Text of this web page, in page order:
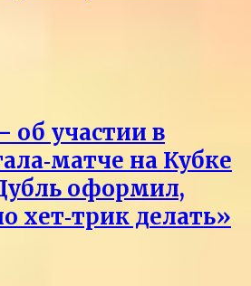
участии в
на Кубке
оформил,
хет‑трик делать»